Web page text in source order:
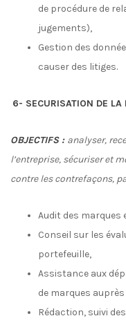
de procédure de
jugements),
Gestion des
causer des litiges.
6- SECURISATION DE LA
OBJECTIFS : analyser,
l’entreprise, sécuriser et
contre les contrefaçons,
Audit des marques
Conseil sur les
portefeuille,
Assistance aux
de marques
Rédaction, suivi